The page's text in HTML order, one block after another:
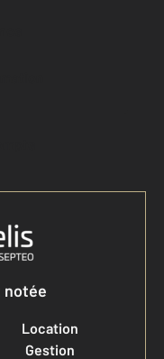
notée
Location
Gestion